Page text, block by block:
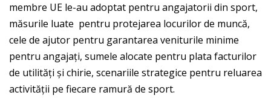
membre UE le-au adoptat pentru angajatorii din sport,
măsurile luate pentru protejarea locurilor de muncă,
cele de ajutor pentru garantarea veniturile minime
pentru angajați, sumele alocate pentru plata facturilor
de utilități şi chirie, scenariile strategice pentru reluarea
activității pe fiecare ramură de sport.